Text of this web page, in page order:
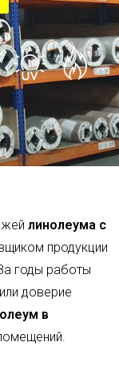
линолеума с
продукции
годы работы
доверие
в